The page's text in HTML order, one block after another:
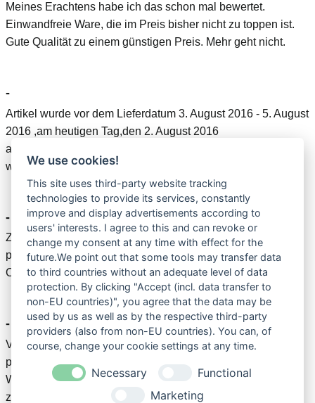
Meines Erachtens habe ich das schon mal bewertet.
Einwandfreie Ware, die im Preis bisher nicht zu toppen ist.
Gute Qualität zu einem günstigen Preis. Mehr geht nicht.
-
Artikel wurde vor dem Lieferdatum 3. August 2016 - 5. August
2016 ,am heutigen Tag,den 2. August 2016
ausgeliefert,vielen Dank und dafür 5.STERNE und immer
wieder gerne.
-
Zuverlässiger Versand, gute Ware, die Patrone wird
problemlos vom Drucker erkannt, kein Unterschied zum
Original feststellbar
-
Versand, Verpackung alles super, die Lieferung kam
pünktlich und vom Verkäufer kam per Mail noch ein
Warnhinweis zum Thema auspacken der Patronen, wirklich
zuvorkommend. Druckergebnis einwandfrei.
We use cookies!
This site uses third-party website tracking
technologies to provide its services, constantly
improve and display advertisements according to
users' interests. I agree to this and can revoke or
change my consent at any time with effect for the
future.We point out that some tools may transfer data
to third countries without an adequate level of data
protection. By clicking "Accept (incl. data transfer to
non-EU countries)", you agree that the data may be
used by us as well as by the respective third-party
providers (also from non-EU countries). You can, of
course, change your cookie settings at any time.
Necessary
Functional
Marketing